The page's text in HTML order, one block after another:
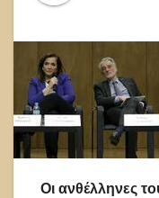
Οι ανθέλληνες